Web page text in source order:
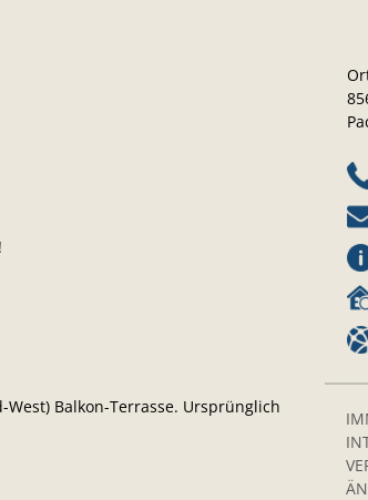
Balkon-Terrasse. Ursprünglich